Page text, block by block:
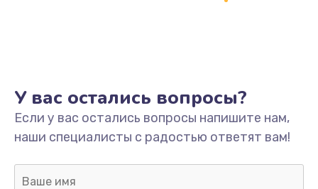
У вас остались вопросы?
Если у вас остались вопросы напишите нам,
наши специалисты с радостью ответят вам!